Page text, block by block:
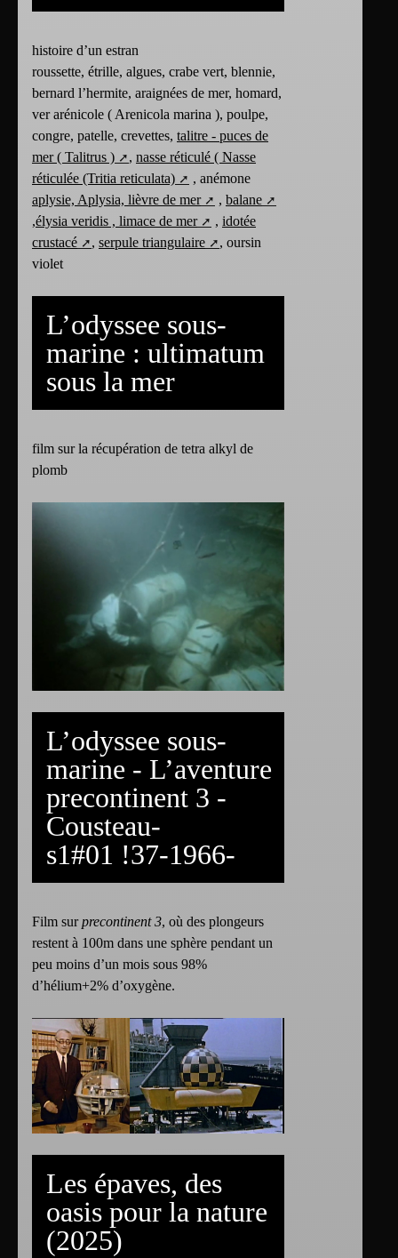
histoire d’un estran
roussette, étrille, algues, crabe vert, blennie,
bernard l’hermite, araignées de mer, homard,
ver arénicole ( Arenicola marina ), poulpe,
congre, patelle, crevettes, talitre - puces de
mer ( Talitrus )
, nasse réticulé ( Nasse
réticulée (Tritia reticulata)
, anémone
aplysie, Aplysia, lièvre de mer
, balane
,élysia veridis , limace de mer , idotée
crustacé
, serpule triangulaire
, oursin
violet
L’odyssee sous-
marine : ultimatum
sous la mer
film sur la récupération de tetra alkyl de
plomb
L’odyssee sous-
marine - L’aventure
precontinent 3 -
Cousteau-
s1#01 !37-1966-
Film surprecontinent 3, où des plongeurs
restent à 100m dans une sphère pendant un
peu moins d’un mois sous 98%
d’hélium+2% d’oxygène.
Les épaves, des
oasis pour la nature
(2025)